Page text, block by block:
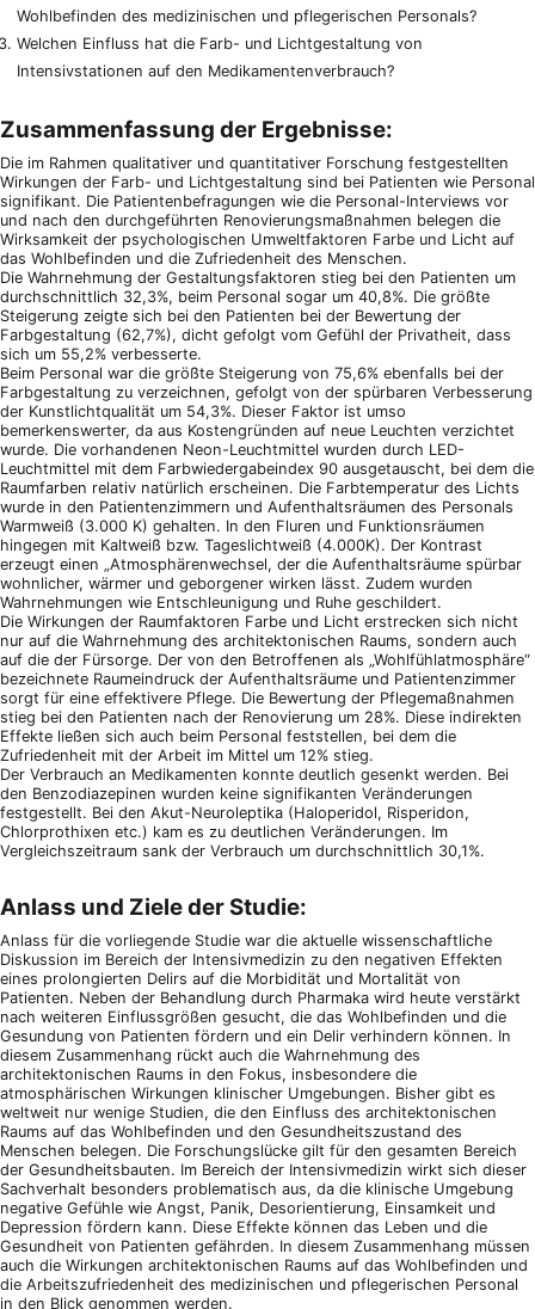
Wohlbefinden des medizinischen und pflegerischen Personals?
Welchen Einfluss hat die Farb- und Lichtgestaltung von
Intensivstationen auf den Medikamentenverbrauch?
Zusammenfassung der Ergebnisse:
Die im Rahmen qualitativer und quantitativer Forschung festgestellten
Wirkungen der Farb- und Lichtgestaltung sind bei Patienten wie Personal
signifikant. Die Patientenbefragungen wie die Personal-Interviews vor
und nach den durchgeführten Renovierungsmaßnahmen belegen die
Wirksamkeit der psychologischen Umweltfaktoren Farbe und Licht auf
das Wohlbefinden und die Zufriedenheit des Menschen.
Die Wahrnehmung der Gestaltungsfaktoren stieg bei den Patienten um
durchschnittlich 32,3%, beim Personal sogar um 40,8%. Die größte
Steigerung zeigte sich bei den Patienten bei der Bewertung der
Farbgestaltung (62,7%), dicht gefolgt vom Gefühl der Privatheit, dass
sich um 55,2% verbesserte.
Beim Personal war die größte Steigerung von 75,6% ebenfalls bei der
Farbgestaltung zu verzeichnen, gefolgt von der spürbaren Verbesserung
der Kunstlichtqualität um 54,3%. Dieser Faktor ist umso
bemerkenswerter, da aus Kostengründen auf neue Leuchten verzichtet
wurde. Die vorhandenen Neon-Leuchtmittel wurden durch LED-
Leuchtmittel mit dem Farbwiedergabeindex 90 ausgetauscht, bei dem die
Raumfarben relativ natürlich erscheinen. Die Farbtemperatur des Lichts
wurde in den Patientenzimmern und Aufenthaltsräumen des Personals
Warmweiß (3.000 K) gehalten. In den Fluren und Funktionsräumen
hingegen mit Kaltweiß bzw. Tageslichtweiß (4.000K). Der Kontrast
erzeugt einen „Atmosphärenwechsel, der die Aufenthaltsräume spürbar
wohnlicher, wärmer und geborgener wirken lässt. Zudem wurden
Wahrnehmungen wie Entschleunigung und Ruhe geschildert.
Die Wirkungen der Raumfaktoren Farbe und Licht erstrecken sich nicht
nur auf die Wahrnehmung des architektonischen Raums, sondern auch
auf die der Fürsorge. Der von den Betroffenen als „Wohlfühlatmosphäre“
bezeichnete Raumeindruck der Aufenthaltsräume und Patientenzimmer
sorgt für eine effektivere Pflege. Die Bewertung der Pflegemaßnahmen
stieg bei den Patienten nach der Renovierung um 28%. Diese indirekten
Effekte ließen sich auch beim Personal feststellen, bei dem die
Zufriedenheit mit der Arbeit im Mittel um 12% stieg.
Der Verbrauch an Medikamenten konnte deutlich gesenkt werden. Bei
den Benzodiazepinen wurden keine signifikanten Veränderungen
festgestellt. Bei den Akut-Neuroleptika (Haloperidol, Risperidon,
Chlorprothixen etc.) kam es zu deutlichen Veränderungen. Im
Vergleichszeitraum sank der Verbrauch um durchschnittlich 30,1%.
Anlass und Ziele der Studie:
Anlass für die vorliegende Studie war die aktuelle wissenschaftliche
Diskussion im Bereich der Intensivmedizin zu den negativen Effekten
eines prolongierten Delirs auf die Morbidität und Mortalität von
Patienten. Neben der Behandlung durch Pharmaka wird heute verstärkt
nach weiteren Einflussgrößen gesucht, die das Wohlbefinden und die
Gesundung von Patienten fördern und ein Delir verhindern können. In
diesem Zusammenhang rückt auch die Wahrnehmung des
architektonischen Raums in den Fokus, insbesondere die
atmosphärischen Wirkungen klinischer Umgebungen. Bisher gibt es
weltweit nur wenige Studien, die den Einfluss des architektonischen
Raums auf das Wohlbefinden und den Gesundheitszustand des
Menschen belegen. Die Forschungslücke gilt für den gesamten Bereich
der Gesundheitsbauten. Im Bereich der Intensivmedizin wirkt sich dieser
Sachverhalt besonders problematisch aus, da die klinische Umgebung
negative Gefühle wie Angst, Panik, Desorientierung, Einsamkeit und
Depression fördern kann. Diese Effekte können das Leben und die
Gesundheit von Patienten gefährden. In diesem Zusammenhang müssen
auch die Wirkungen architektonischen Raums auf das Wohlbefinden und
die Arbeitszufriedenheit des medizinischen und pflegerischen Personal
in den Blick genommen werden.